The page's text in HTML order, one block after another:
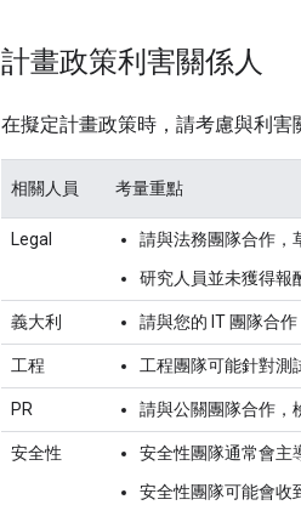
計畫政策利害關係人
在擬定計畫政策時，請考慮與利害
相關人員 考量重點
Legal
請與法務團隊合作，
研究人員並未獲得報
義大利 請與您的 IT 團隊合
工程 工程團隊可能針對測
PR 請與公關團隊合作，
安全性
安全性團隊通常會主
安全性團隊可能會收